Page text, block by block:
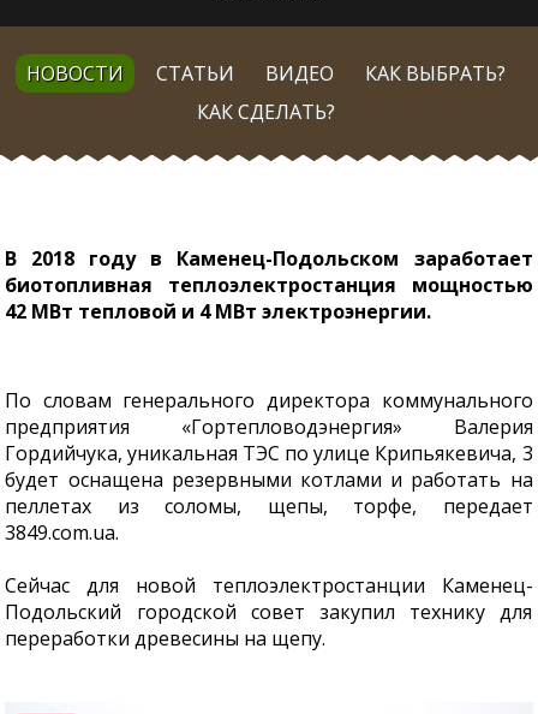
НОВОСТИ СТАТЬИ ВИДЕО
КАК ВЫБРАТЬ?
КАК СДЕЛАТЬ?
В 2018 году в Каменец-Подольском заработает
биотопливная теплоэлектростанция мощностью
42 МВт тепловой и 4 МВт электроэнергии.
По словам генерального директора коммунального
предприятия «Гортепловодэнергия» Валерия
Гордийчука, уникальная ТЭС по улице Крипьякевича, 3
будет оснащена резервными котлами и работать на
пеллетах из соломы, щепы, торфе, передает
3849.com.ua.
Сейчас для новой теплоэлектростанции Каменец-
Подольский городской совет закупил технику для
переработки древесины на щепу.